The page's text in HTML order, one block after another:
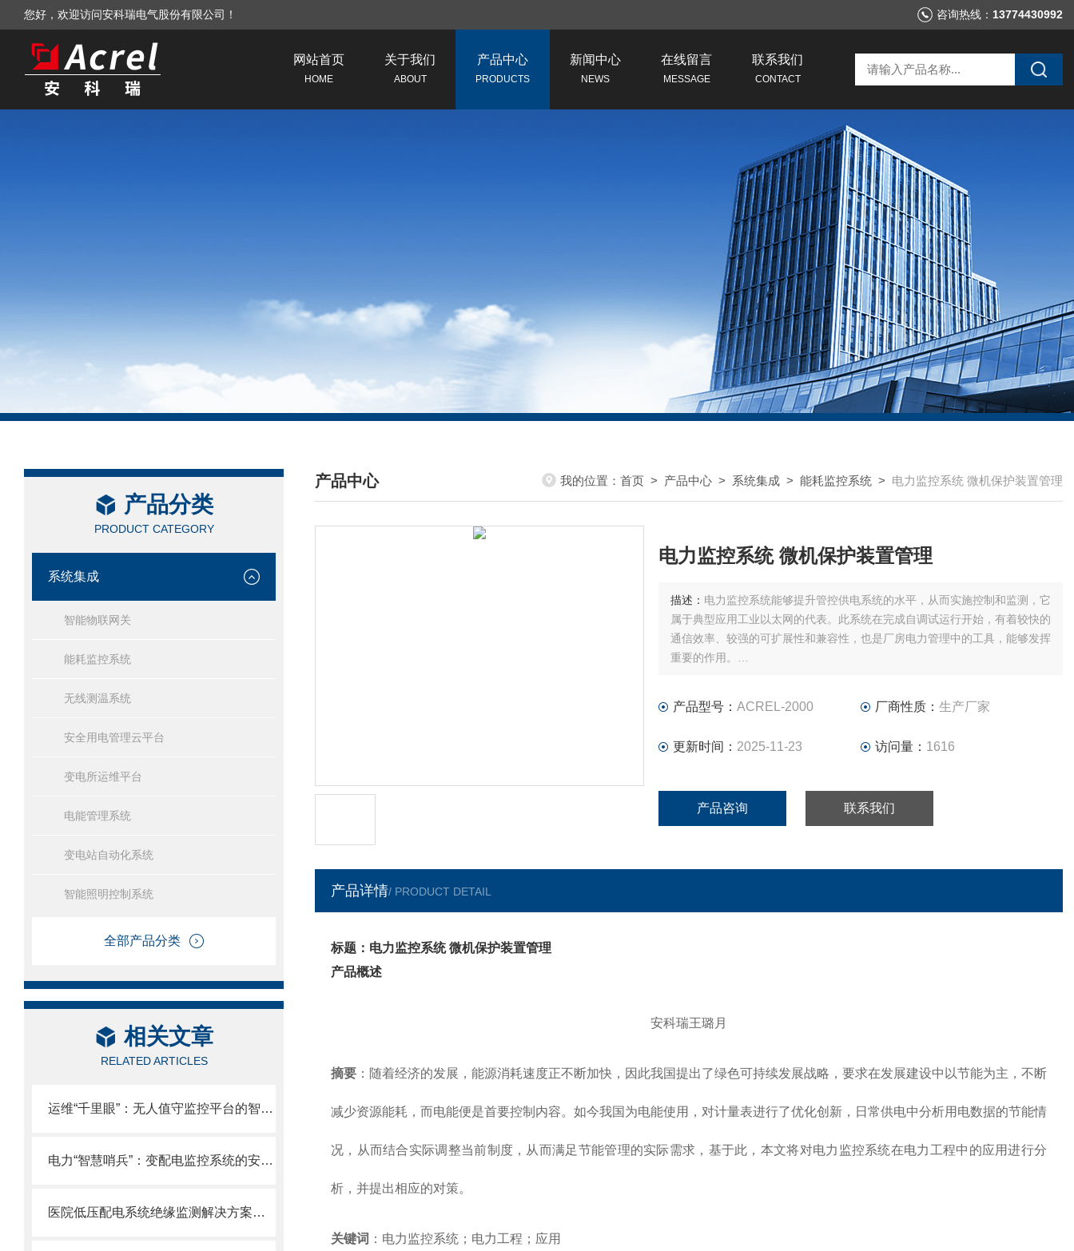
您好，欢迎访问安科瑞电气股份有限公司！ 咨询热线： 13774430992
网站首页
HOME
关于我们
ABOUT
产品中心
PRODUCTS
新闻中心
NEWS
在线留言
MESSAGE
联系我们
CONTACT
产品分类
PRODUCT CATEGORY
系统集成
智能物联网关
能耗监控系统
无线测温系统
安全用电管理云平台
变电所运维平台
电能管理系统
变电站自动化系统
智能照明控制系统
全部产品分类
相关文章
RELATED ARTICLES
运维“千里眼”：无人值守监控平台的智能值守之道
电力“智慧哨兵”：变配电监控系统的安全运维之道
医院低压配电系统绝缘监测解决方案和案例
产品中心
/ PRODUCTS CENTER
我的位置： 首页 > 产品中心 > 系统集成 > 能耗监控系统 > 电力监控系统 微机保护装置管理
电力监控系统 微机保护装置管理
描述： 电力监控系统能够提升管控供电系统的水平，从而实施控制和监测，它
属于典型应用工业以太网的代表。此系统在完成自调试运行开始，有着较快的
通信效率、较强的可扩展性和兼容性，也是厂房电力管理中的工具，能够发挥
重要的作用。
产品型号： ACREL-2000 厂商性质： 生产厂家
更新时间： 2025-11-23 访问量： 1616
产品咨询 联系我们
产品详情/ PRODUCT DETAIL
标题：电力监控系统 微机保护装置管理
产品概述
安科瑞王璐月
摘要 ：随着经济的发展，能源消耗速度正不断加快，因此我国提出了绿色可持续发展战略，要求在发展建设中以节能为主，不断
减少资源能耗，而电能便是首要控制内容。如今我国为电能使用，对计量表进行了优化创新，日常供电中分析用电数据的节能情
况，从而结合实际调整当前制度，从而满足节能管理的实际需求，基于此，本文将对电力监控系统在电力工程中的应用进行分
析，并提出相应的对策。
关键词 ：电力监控系统；电力工程；应用